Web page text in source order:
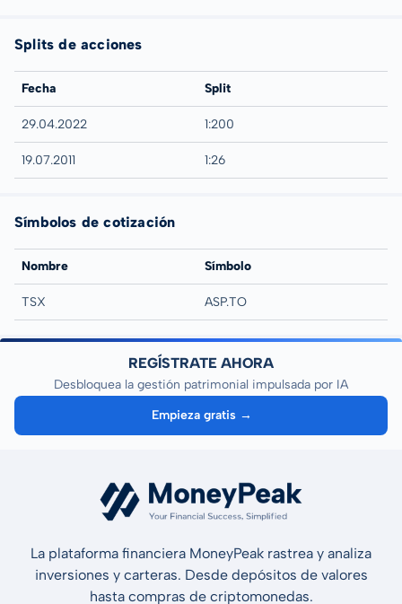
Splits de acciones
Fecha Split
29.04.2022 1:200
19.07.2011 1:26
Símbolos de cotización
Nombre Símbolo
TSX ASP.TO
REGÍSTRATE AHORA
Desbloquea la gestión patrimonial impulsada por IA
Empieza gratis →
La plataforma financiera MoneyPeak rastrea y analiza
inversiones y carteras. Desde depósitos de valores
hasta compras de criptomonedas.